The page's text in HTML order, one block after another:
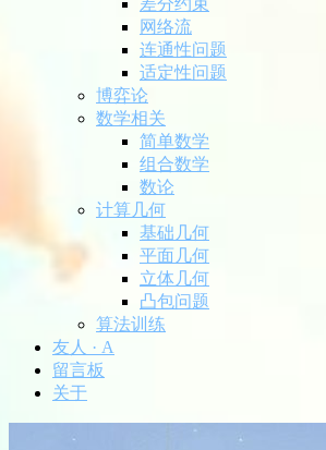
差分约束
网络流
连通性问题
适定性问题
博弈论
数学相关
简单数学
组合数学
数论
计算几何
基础几何
平面几何
立体几何
凸包问题
算法训练
友人 · A
留言板
关于